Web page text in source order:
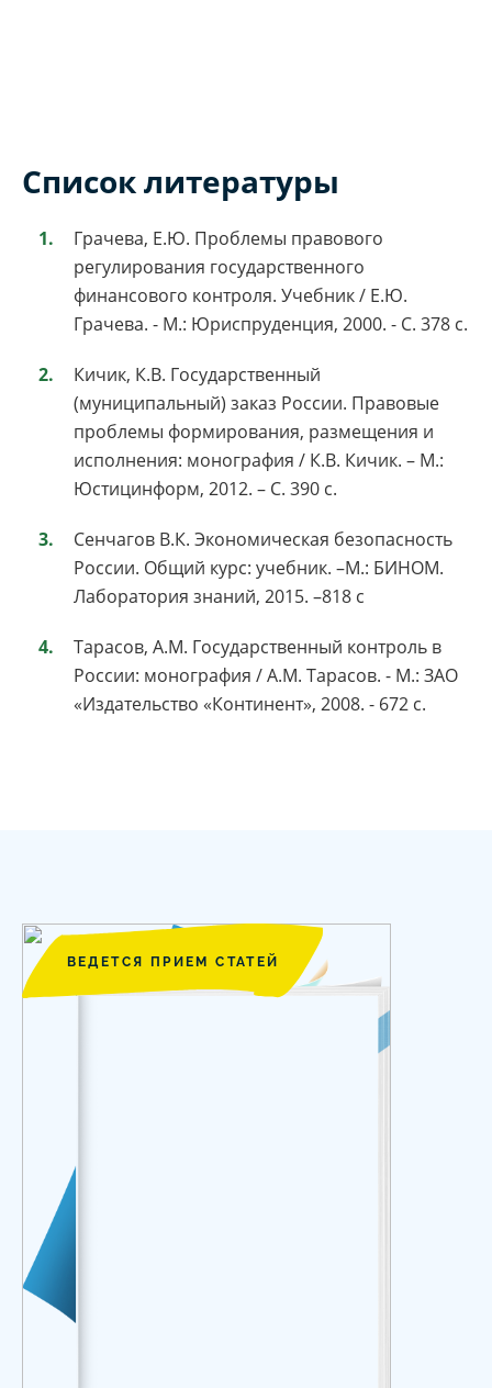
Список литературы
Грачева, Е.Ю. Проблемы правового
регулирования государственного
финансового контроля. Учебник / Е.Ю.
Грачева. - М.: Юриспруденция, 2000. - С. 378 с.
Кичик, К.В. Государственный
(муниципальный) заказ России. Правовые
проблемы формирования, размещения и
исполнения: монография / К.В. Кичик. – М.:
Юстицинформ, 2012. – С. 390 с.
Сенчагов В.К. Экономическая безопасность
России. Общий курс: учебник. –М.: БИНОМ.
Лаборатория знаний, 2015. –818 с
Тарасов, А.М. Государственный контроль в
России: монография / А.М. Тарасов. - М.: ЗАО
«Издательство «Континент», 2008. - 672 с.
ВЕДЕТСЯ ПРИЕМ СТАТЕЙ